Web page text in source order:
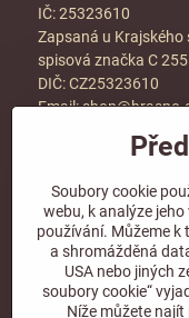
IČ: 25323610
Zapsaná u Krajského
spisová značka C
DIČ: CZ25323610
Email:
Obchodní podmínky
Více info v sekci
Sledujte naše
Soubory cookie
webu, k analýze
používání. Můžeme
a shromážděná
USA nebo jiných
soubory cookie“
Níže můžete